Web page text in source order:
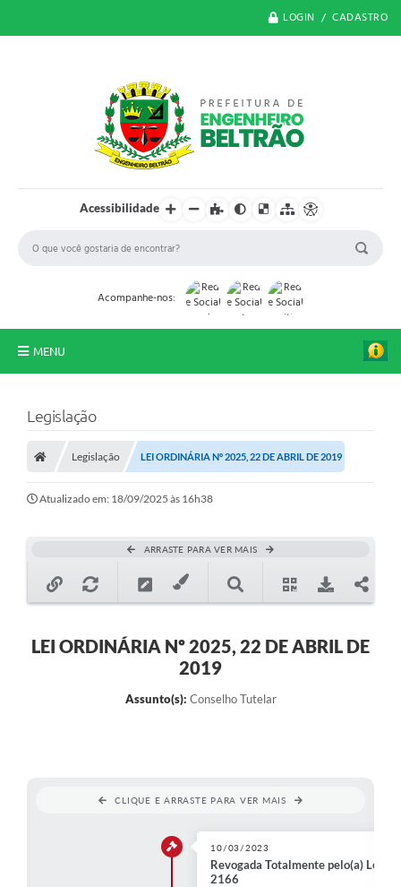
LOGIN / CADASTRO
Acessibilidade
Acompanhe-nos:
MENU
Transparência
Legislação
Editais
SIAFIC
Secretarias
Legislação
Legislação LEI ORDINÁRIA Nº 2025, 22 DE ABRIL DE 2019
Atualizado em: 18/09/2025 às 16h38
ARRASTE PARA VER MAIS
LEI ORDINÁRIA Nº 2025, 22 DE ABRIL DE
2019
Assunto(s): Conselho Tutelar
CLIQUE E ARRASTE PARA VER MAIS
10/03/2023
Revogada Totalmente pelo(a) Lei
2166